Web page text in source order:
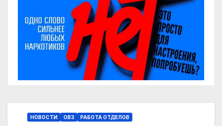
НОВОСТИ ОВЗ РАБОТА ОТДЕЛОВ